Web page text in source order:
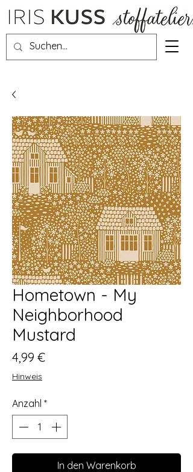
Hometown - My
Neighborhood
Mustard
4,99 €Preis
Hinweis
Anzahl *
In den Warenkorb